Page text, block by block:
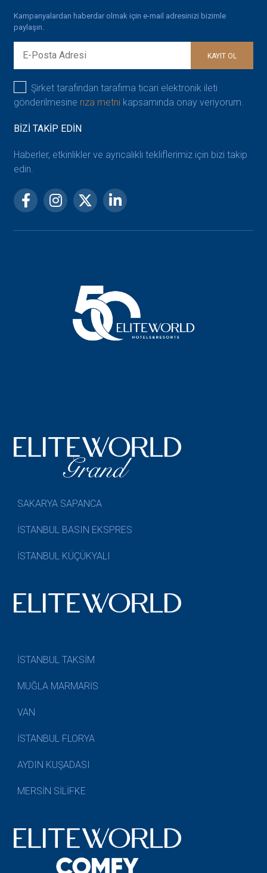
Kampanyalardan haberdar olmak için e-mail adresinizi bizimle
paylaşın.
KAYIT OL
Şirket tarafından tarafıma ticari elektronik ileti
gönderilmesine rıza metni kapsamında onay veriyorum.
BİZİ TAKİP EDİN
Haberler, etkinlikler ve ayrıcalıklı tekliflerimiz için bizi takip
edin.
SAKARYA SAPANCA
İSTANBUL BASIN EKSPRES
İSTANBUL KÜÇÜKYALI
İSTANBUL TAKSİM
MUĞLA MARMARİS
VAN
İSTANBUL FLORYA
AYDIN KUŞADASI
MERSİN SİLİFKE